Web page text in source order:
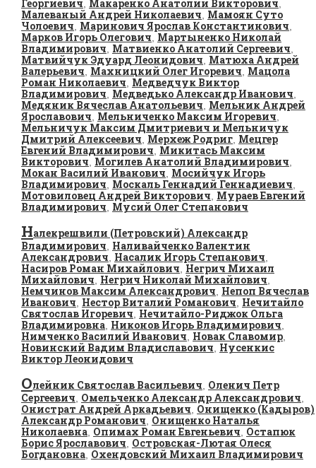
Георгиевич, Макаренко Анатолий Викторович,
Малеваный Андрей Николаевич, Мамоян Суто
Чолоевич, Маринович Ярослав Константинович,
Марков Игорь Олегович, Мартыненко Николай
Владимирович, Матвиенко Анатолий Сергеевич,
Матвийчук Эдуард Леонидович, Матюха Андрей
Валерьевич, Махницкий Олег Игоревич, Мацола
Роман Николаевич, Медведчук Виктор
Владимирович, Медведько Александр Иванович,
Медяник Вячеслав Анатольевич, Мельник Андрей
Ярославович, Мельниченко Максим Игоревич,
Мельничук Максим Дмитриевич и Мельничук
Дмитрий Алексеевич, Мерхеж Родриг, Мецгер
Евгений Владимирович, Микитась Максим
Викторович, Могилев Анатолий Владимирович,
Мокан Василий Иванович, Мосийчук Игорь
Владимирович, Москаль Геннадий Геннадиевич,
Мотовиловец Андрей Викторович, Мураев Евгений
Владимирович, Мусий Олег Степанович
Налекрешвили (Петровский) Александр
Владимирович, Наливайченко Валентин
Александрович, Насалик Игорь Степанович,
Насиров Роман Михайлович, Негрич Михаил
Михайлович, Негрич Николай Михайлович,
Немчинов Максим Александрович, Непоп Вячеслав
Иванович, Нестор Виталий Романович, Нечитайло
Святослав Игоревич, Нечитайло-Риджок Ольга
Владимировна, Никонов Игорь Владимирович,
Нимченко Василий Иванович, Новак Славомир,
Новинский Вадим Владиславович, Нусенкис
Виктор Леонидович
Олейник Святослав Васильевич, Оленич Петр
Сергеевич, Омельченко Александр Александрович,
Онистрат Андрей Аркадьевич, Онищенко (Кадыров)
Александр Романович, Онищенко Наталья
Николаевна, Опимах Роман Евгеньевич, Остапюк
Борис Ярославович, Островская-Лютая Олеся
Богдановна, Охендовский Михаил Владимирович